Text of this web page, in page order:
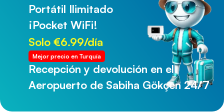
Portátil Ilimitado
¡Pocket WiFi!
Solo €6.99/día
Mejor precio en Turquía
Recepción y devolución en el
Aeropuerto de Sabiha Gökçen 24/7
Recepción y devolución en el
Aeropuerto de Trabzon 24/7